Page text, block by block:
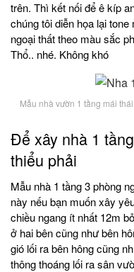
trên. Thì kết nối để ê kíp
chúng tôi diễn họa lại
ngoại thất theo màu sắc
Thổ.. nhé. Không khó
Mẫu nhà vườn 1 tầng mái
Để xây nhà 1
thiểu phải
Mẫu nhà 1 tầng 3 phòng
này nếu bạn muốn xây
chiều ngang ít nhất 12m
ở hai bên cũng như bên
gió lối ra bên hông cũng
thông thoáng lối ra sân